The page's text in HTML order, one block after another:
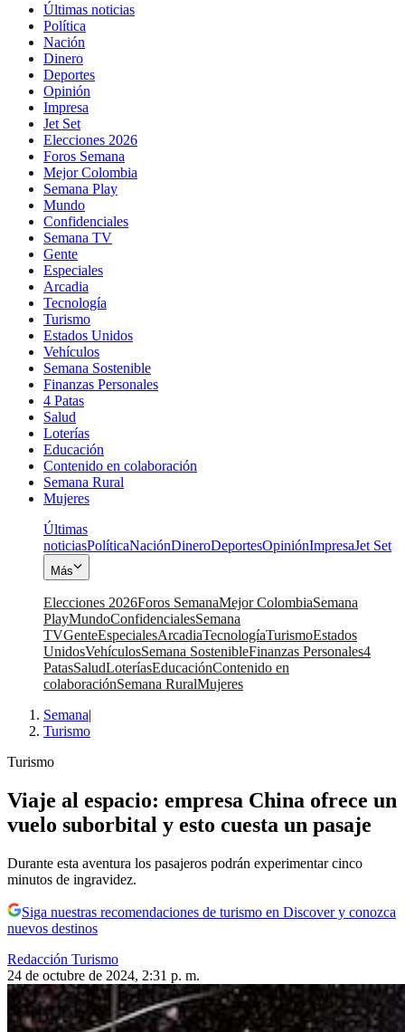
Últimas noticias
Política
Nación
Dinero
Deportes
Opinión
Impresa
Jet Set
Elecciones 2026
Foros Semana
Mejor Colombia
Semana Play
Mundo
Confidenciales
Semana TV
Gente
Especiales
Arcadia
Tecnología
Turismo
Estados Unidos
Vehículos
Semana Sostenible
Finanzas Personales
4 Patas
Salud
Loterías
Educación
Contenido en colaboración
Semana Rural
Mujeres
Últimas
noticiasPolíticaNaciónDineroDeportesOpiniónImpresaJet Set
Más
Elecciones 2026Foros SemanaMejor ColombiaSemana
PlayMundoConfidencialesSemana
TVGenteEspecialesArcadiaTecnologíaTurismoEstados
UnidosVehículosSemana SostenibleFinanzas Personales4
PatasSaludLoteríasEducaciónContenido en
colaboraciónSemana RuralMujeres
Semana|
Turismo
Turismo
Viaje al espacio: empresa China ofrece un
vuelo suborbital y esto cuesta un pasaje
Durante esta aventura los pasajeros podrán experimentar cinco
minutos de ingravidez.
Siga nuestras recomendaciones de turismo en Discover y conozca
nuevos destinos
Redacción Turismo
24 de octubre de 2024, 2:31 p. m.